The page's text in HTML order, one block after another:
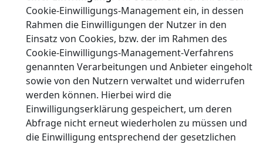
Cookie-Einwilligungs-Management ein, in dessen
Rahmen die Einwilligungen der Nutzer in den
Einsatz von Cookies, bzw. der im Rahmen des
Cookie-Einwilligungs-Management-Verfahrens
genannten Verarbeitungen und Anbieter eingeholt
sowie von den Nutzern verwaltet und widerrufen
werden können. Hierbei wird die
Einwilligungserklärung gespeichert, um deren
Abfrage nicht erneut wiederholen zu müssen und
die Einwilligung entsprechend der gesetzlichen